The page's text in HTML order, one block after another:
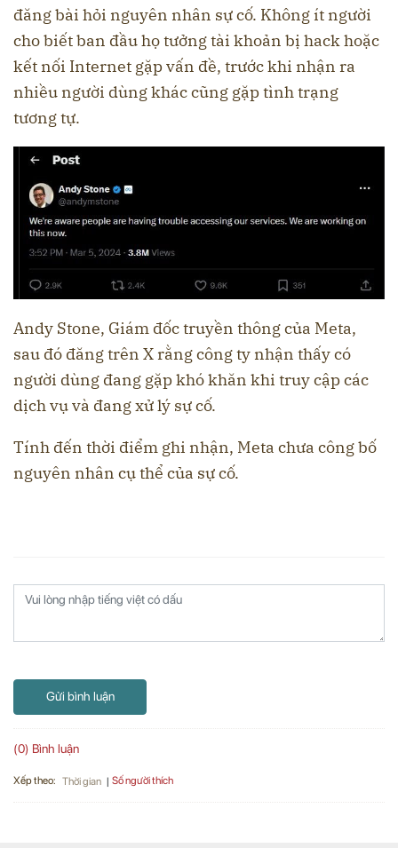
đăng bài hỏi nguyên nhân sự cố. Không ít người
cho biết ban đầu họ tưởng tài khoản bị hack hoặc
kết nối Internet gặp vấn đề, trước khi nhận ra
nhiều người dùng khác cũng gặp tình trạng
tương tự.
Andy Stone, Giám đốc truyền thông của Meta,
sau đó đăng trên X rằng công ty nhận thấy có
người dùng đang gặp khó khăn khi truy cập các
dịch vụ và đang xử lý sự cố.
Tính đến thời điểm ghi nhận, Meta chưa công bố
nguyên nhân cụ thể của sự cố.
Gửi bình luận
(0) Bình luận
Xếp theo: Thời gian Số người thích